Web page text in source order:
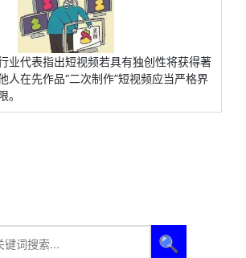
业代表指出短视频若具有独创性将获得著
人在先作品“二次制作”短视频应当严格界
。
🔍